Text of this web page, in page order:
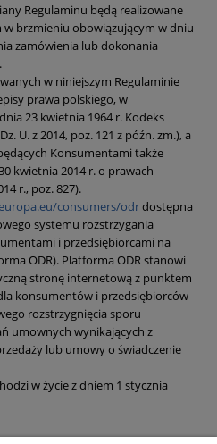
Regulaminu będą realizowane
w brzmieniu obowiązującym w dniu
zamówienia lub dokonania
w niniejszym Regulaminie
prawa polskiego, w
23 kwietnia 1964 r. Kodeks
U. z 2014, poz. 121 z późn. zm.), a
Konsumentami także
kwietnia 2014 r. o prawach
r., poz. 827).
consumers/odrdostępna
systemu rozstrzygania
i przedsiębiorcami na
ODR). Platforma ODR stanowi
stronę internetową z punktem
konsumentów i przedsiębiorców
rozstrzygnięcia sporu
umownych wynikających z
lub umowy o świadczenie
w życie z dniem 1 stycznia